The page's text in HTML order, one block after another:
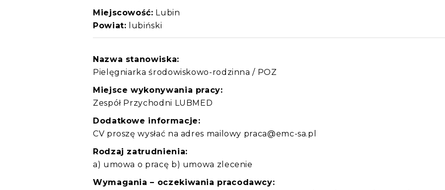
Miejscowość: Lubin
Powiat:
lubiński
Nazwa stanowiska:
Pielęgniarka środowiskowo-rodzinna / POZ
Miejsce wykonywania pracy:
Zespół Przychodni LUBMED
Dodatkowe informacje:
CV proszę wysłać na adres mailowy praca@emc-sa.pl
Rodzaj zatrudnienia:
a) umowa o pracę b) umowa zlecenie
Wymagania – oczekiwania pracodawcy: